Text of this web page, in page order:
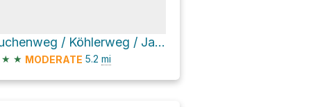
Buchenweg / Köhlerweg / Jakobsweg / Burgenweg via
★ ★ MODERATE 5.2 mi